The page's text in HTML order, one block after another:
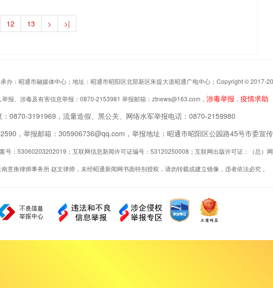
12 13 > >|
办：昭通市融媒体中心；地址：昭通市昭阳区北部新区朱提大道昭通广电中心；Copyright © 2017-
报、涉毒及有害信息举报：0870-2153981 举报邮箱：ztnews@163.com， 涉毒举报 ， 疫情求助
：0870-3191969，流量造假、黑公关、网络水军举报电话：0870-2159980
，举报邮箱：305906736@qq.com，举报地址：昭通市昭阳区公园路45号市委宣传
号：53060203202019；互联网信息新闻许可证编号：53120250008；互联网出版许可证：（总）
衡律师事务所 赵文律师，未经昭通新闻网书面特别授权，请勿转载或建立镜像，违者依法必究 。